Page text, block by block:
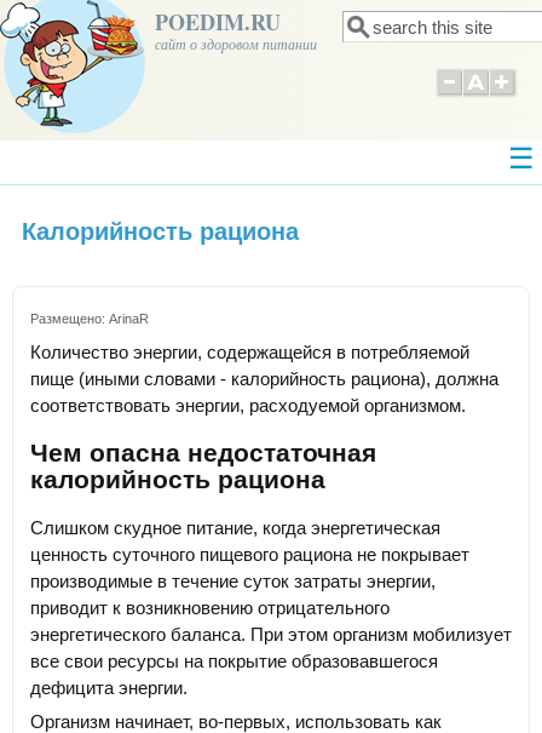
POEDIM.RU
сайт о здоровом питании Форма поиска
Поиск
Калорийность рациона
Размещено: ArinaR
Количество энергии, содержащейся в потребляемой
пище (иными словами - калорийность рациона), должна
соответствовать энергии, расходуемой организмом.
Чем опасна недостаточная
калорийность рациона
Слишком скудное питание, когда энергетическая
ценность суточного пищевого рациона не покрывает
производимые в течение суток затраты энергии,
приводит к возникновению отрицательного
энергетического баланса. При этом организм мобилизует
все свои ресурсы на покрытие образовавшегося
дефицита энергии.
Организм начинает, во-первых, использовать как